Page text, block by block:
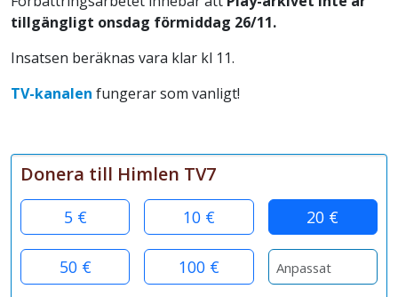
tillgängligt onsdag förmiddag 26/11.
Insatsen beräknas vara klar kl 11.
TV-kanalen fungerar som vanligt!
Donera till Himlen TV7
5 € 10 € 20 €
50 € 100 €